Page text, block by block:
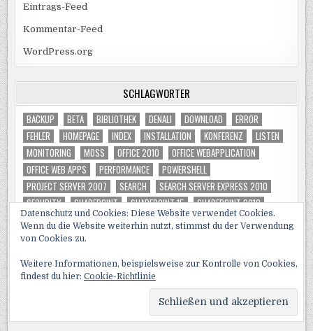
Eintrags-Feed
Kommentar-Feed
WordPress.org
SCHLAGWÖRTER
BACKUP BETA BIBLIOTHEK DENALI DOWNLOAD
ERROR
FEHLER
HOMEPAGE INDEX INSTALLATION KONFERENZ
LISTEN
MONITORING
MOSS OFFICE 2010
OFFICE WEBAPPLICATION
OFFICE WEB APPS
PERFORMANCE
POWERSHELL
PROJECT SERVER 2007
SEARCH
SEARCH SERVER EXPRESS 2010
SECURITY
SHAREPOINT SHAREPOINT 15
SHAREPOINT 2010
SHAREPOINT 2013
SHAREPOINT DESIGNER
SHAREPOINT FOUNDATION
SQL SERVER 2012
SUCHDIENST SUCHE T-SQL TOOL
TSQL
Datenschutz und Cookies: Diese Website verwendet Cookies.
Wenn du die Website weiterhin nutzt, stimmst du der Verwendung
von Cookies zu.
Weitere Informationen, beispielsweise zur Kontrolle von Cookies,
findest du hier: Cookie-Richtlinie